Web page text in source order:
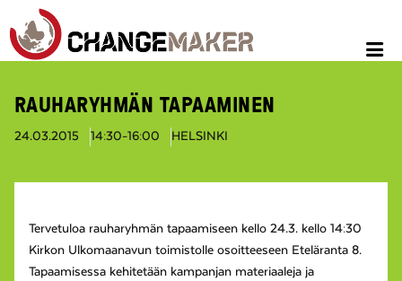
RAUHARYHMÄN TAPAAMINEN
24.03.2015 14:30-16:00 HELSINKI
Tervetuloa rauharyhmän tapaamiseen kello 24.3. kello 14:30
Kirkon Ulkomaanavun toimistolle osoitteeseen Eteläranta 8.
Tapaamisessa kehitetään kampanjan materiaaleja ja